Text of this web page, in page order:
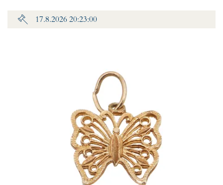
17.8.2026 20:23:00